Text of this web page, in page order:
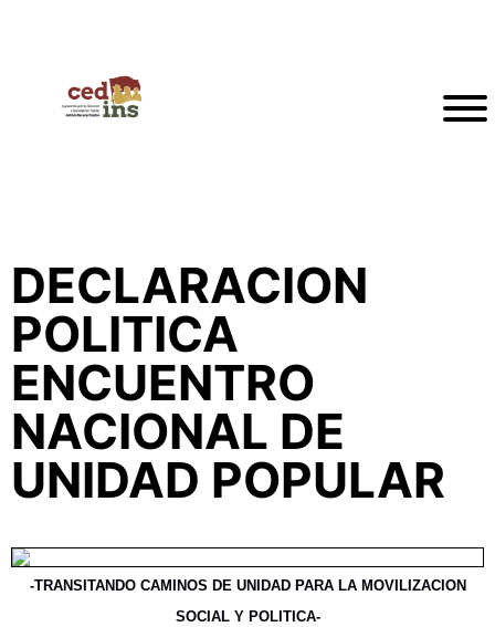
DECLARACION
POLITICA
ENCUENTRO
NACIONAL DE
UNIDAD POPULAR
-TRANSITANDO CAMINOS DE UNIDAD PARA LA MOVILIZACION
SOCIAL Y POLITICA-